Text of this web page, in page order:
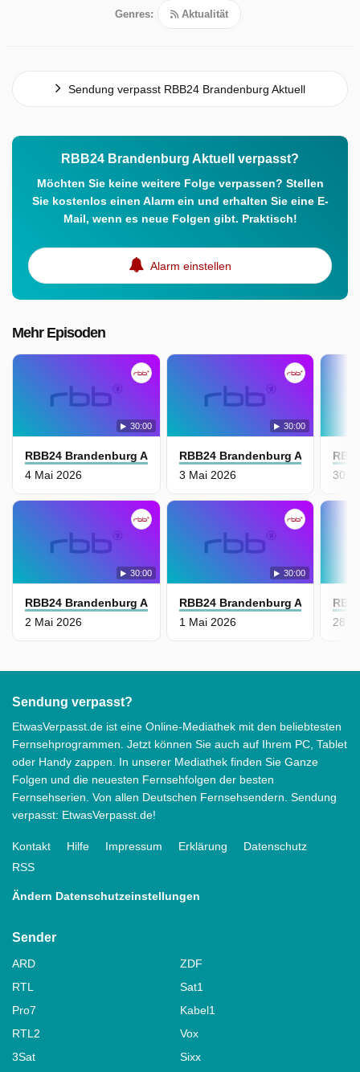
Genres: Aktualität
Sendung verpasst RBB24 Brandenburg Aktuell
RBB24 Brandenburg Aktuell verpasst?
Möchten Sie keine weitere Folge verpassen? Stellen
Sie kostenlos einen Alarm ein und erhalten Sie eine E-
Mail, wenn es neue Folgen gibt. Praktisch!
Alarm einstellen
Mehr Episoden
30:00
RBB24 Brandenburg Aktuell
4 Mai 2026
30:00
RBB24 Brandenburg Aktuell
3 Mai 2026
30:00
RBB24 Brandenburg Aktuell
2 Mai 2026
30:00
RBB24 Brandenburg Aktuell
1 Mai 2026
30
28
Sendung verpasst?
EtwasVerpasst.de ist eine Online-Mediathek mit den beliebtesten
Fernsehprogrammen. Jetzt können Sie auch auf Ihrem PC, Tablet
oder Handy zappen. In unserer Mediathek finden Sie Ganze
Folgen und die neuesten Fernsehfolgen der besten
Fernsehserien. Von allen Deutschen Fernsehsendern. Sendung
verpasst: EtwasVerpasst.de!
Kontakt Hilfe Impressum Erklärung
Datenschutz
RSS
Ändern Datenschutzeinstellungen
Sender
ARD
ZDF
RTL
Sat1
Pro7
Kabel1
RTL2
Vox
3Sat
Sixx